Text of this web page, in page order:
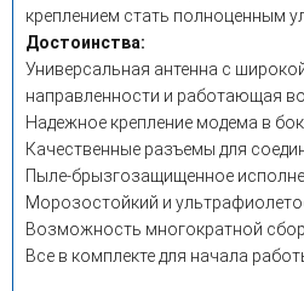
креплением стать полноценным
Достоинства:
Универсальная антенна с
направленности и работающая
Надежное крепление модема в
Качественные разъемы для
Пыле-брызгозащищенное
Морозостойкий и
Возможность многократной
Все в комплекте для начала